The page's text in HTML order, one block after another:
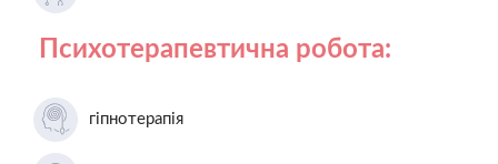
Психотерапевтична робота:
гіпнотерапія